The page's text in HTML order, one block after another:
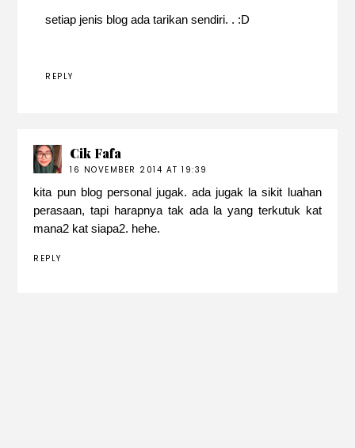
setiap jenis blog ada tarikan sendiri. . :D
REPLY
Cik Fafa
16 NOVEMBER 2014 AT 19:39
kita pun blog personal jugak. ada jugak la sikit luahan
perasaan, tapi harapnya tak ada la yang terkutuk kat
mana2 kat siapa2. hehe.
REPLY